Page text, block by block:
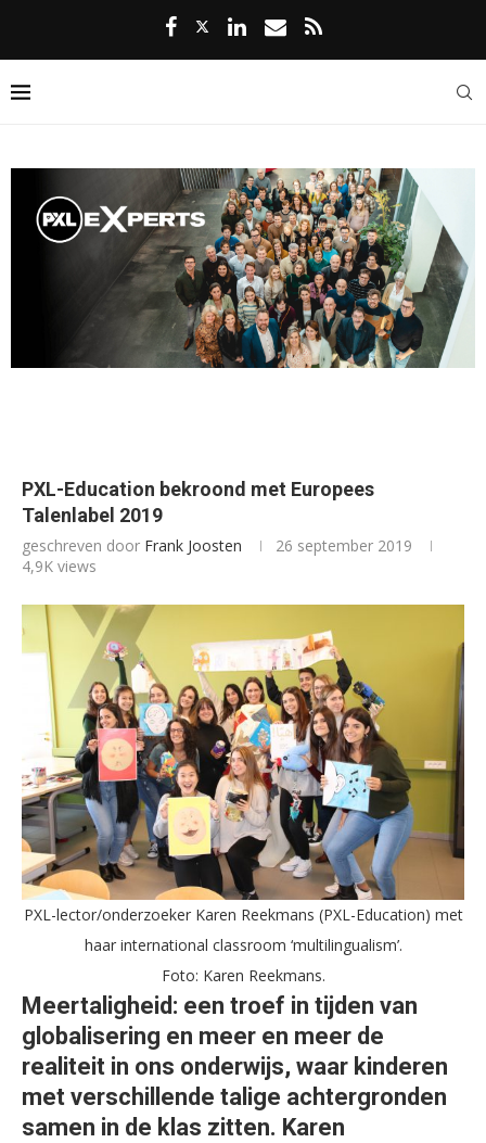
PXL-Education bekroond met Europees
Talenlabel 2019
geschreven door Frank Joosten
26 september 2019
4,9K views
PXL-lector/onderzoeker Karen Reekmans (PXL-Education) met
haar international classroom ‘multilingualism’.
Foto: Karen Reekmans.
Meertaligheid: een troef in tijden van
globalisering en meer en meer de
realiteit in ons onderwijs, waar kinderen
met verschillende talige achtergronden
samen in de klas zitten. Karen